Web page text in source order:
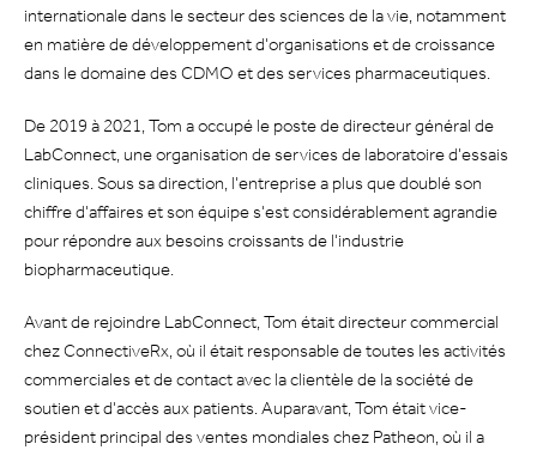
internationale dans le secteur des sciences de la vie, notamment
en matière de développement d'organisations et de croissance
dans le domaine des CDMO et des services pharmaceutiques.
De 2019 à 2021, Tom a occupé le poste de directeur général de
LabConnect, une organisation de services de laboratoire d'essais
cliniques. Sous sa direction, l'entreprise a plus que doublé son
chiffre d'affaires et son équipe s'est considérablement agrandie
pour répondre aux besoins croissants de l'industrie
biopharmaceutique.
Avant de rejoindre LabConnect, Tom était directeur commercial
chez ConnectiveRx, où il était responsable de toutes les activités
commerciales et de contact avec la clientèle de la société de
soutien et d'accès aux patients. Auparavant, Tom était vice-
président principal des ventes mondiales chez Patheon, où il a